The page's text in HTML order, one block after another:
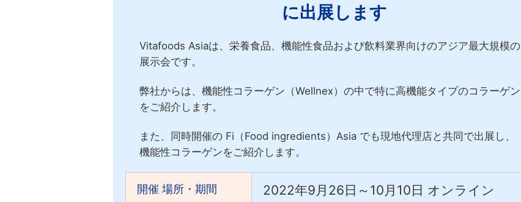
に出展します
Vitafoods Asiaは、栄養食品、機能性食品および飲料業界向けのアジア最大規模の
展示会です。
弊社からは、機能性コラーゲン（Wellnex）の中で特に高機能タイプのコラーゲン
をご紹介します。
また、同時開催の Fi（Food ingredients）Asia でも現地代理店と共同で出展し、
機能性コラーゲンをご紹介します。
開催 場所・期間
2022年9月26日～10月10日 オンライン